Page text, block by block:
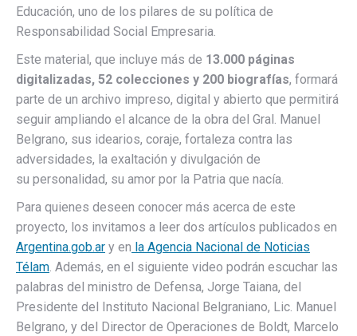
Educación, uno de los pilares de su política de
Responsabilidad Social Empresaria.
Este material, que incluye más de 13.000 páginas
digitalizadas, 52 colecciones y 200 biografías, formará
parte de un archivo impreso, digital y abierto que permitirá
seguir ampliando el alcance de la obra del Gral. Manuel
Belgrano, sus idearios, coraje, fortaleza contra las
adversidades, la exaltación y divulgación de
su personalidad, su amor por la Patria que nacía.
Para quienes deseen conocer más acerca de este
proyecto, los invitamos a leer dos artículos publicados en
Argentina.gob.ar y en la Agencia Nacional de Noticias
Télam . Además, en el siguiente video podrán escuchar las
palabras del ministro de Defensa, Jorge Taiana, del
Presidente del Instituto Nacional Belgraniano, Lic. Manuel
Belgrano, y del Director de Operaciones de Boldt, Marcelo